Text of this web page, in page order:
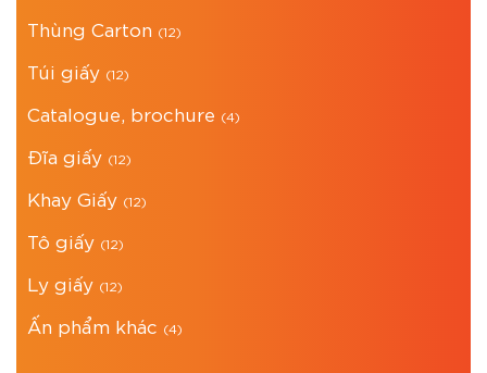
Thùng Carton (12)
Túi giấy (12)
Catalogue, brochure (4)
Đĩa giấy (12)
Khay Giấy (12)
Tô giấy (12)
Ly giấy (12)
Ấn phẩm khác (4)